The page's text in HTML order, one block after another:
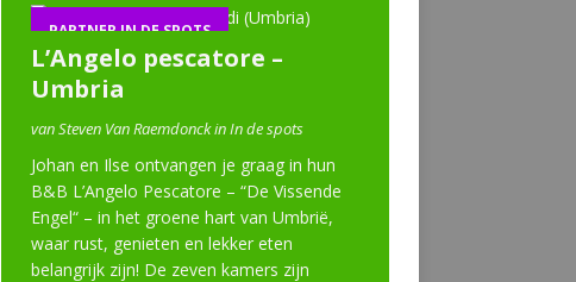
PARTNER IN DE SPOTS
L’Angelo pescatore –
Umbria
van Steven Van Raemdonck in In de spots
Johan en Ilse ontvangen je graag in hun
B&B L’Angelo Pescatore – “De Vissende
Engel“ – in het groene hart van Umbrië,
waar rust, genieten en lekker eten
belangrijk zijn! De zeven kamers zijn